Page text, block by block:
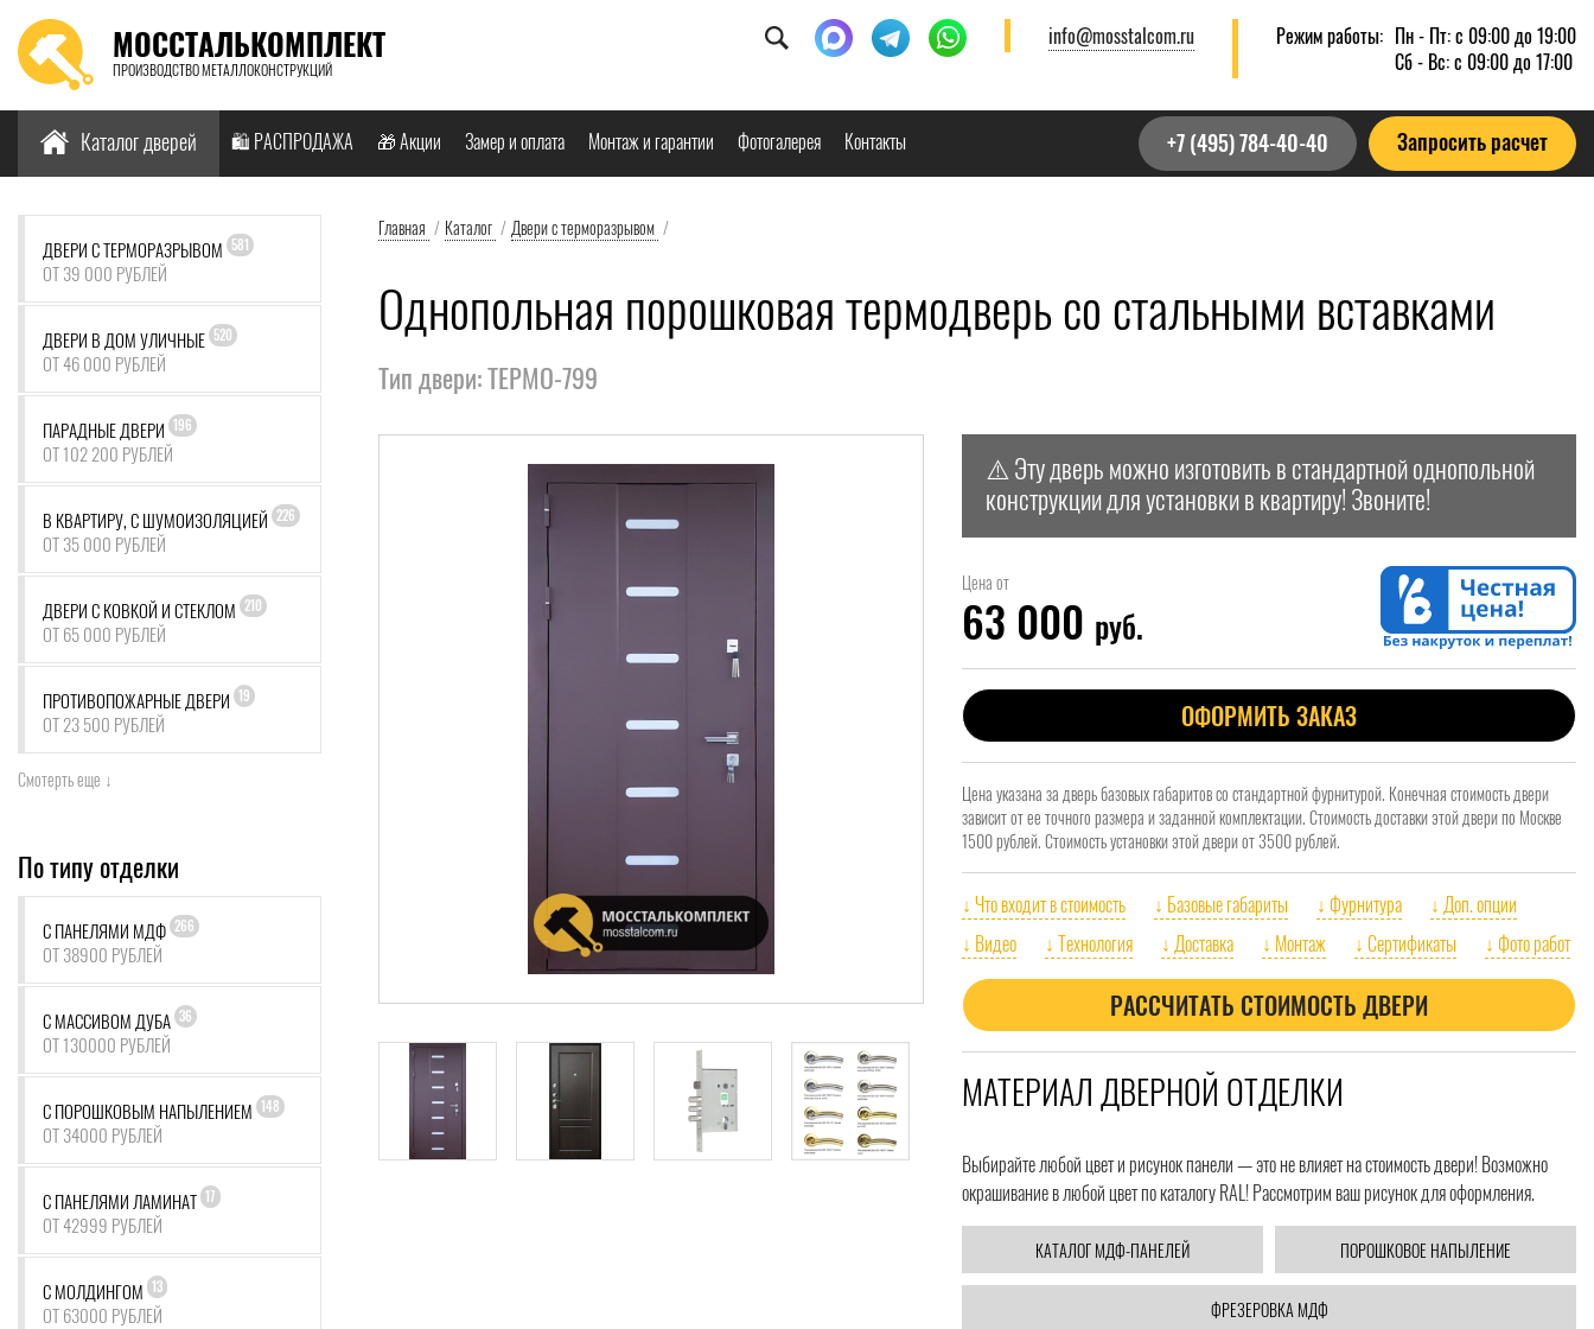
МОССТАЛЬКОМПЛЕКТ
ПРОИЗВОДСТВО МЕТАЛЛОКОНСТРУКЦИЙ
info@mosstalcom.ru Режим работы: Пн - Пт: с 09:00 до 19:00
Сб - Вс: с 09:00 до 17:00
Каталог дверей 🛍️ РАСПРОДАЖА 🎁 Акции Замер и оплата Монтаж и гарантии Фотогалерея Контакты +7 (495) 784-40-40 Запросить расчет
ДВЕРИ С ТЕРМОРАЗРЫВОМ 581
ОТ 39 000 РУБЛЕЙ
ДВЕРИ В ДОМ УЛИЧНЫЕ 520
ОТ 46 000 РУБЛЕЙ
ПАРАДНЫЕ ДВЕРИ 196
ОТ 102 200 РУБЛЕЙ
В КВАРТИРУ, С ШУМОИЗОЛЯЦИЕЙ 226
ОТ 35 000 РУБЛЕЙ
ДВЕРИ С КОВКОЙ И СТЕКЛОМ 210
ОТ 65 000 РУБЛЕЙ
ПРОТИВОПОЖАРНЫЕ ДВЕРИ 19
ОТ 23 500 РУБЛЕЙ
Смотерть еще ↓
По типу отделки
С ПАНЕЛЯМИ МДФ 266
ОТ 38900 РУБЛЕЙ
С МАССИВОМ ДУБА 36
ОТ 130000 РУБЛЕЙ
С ПОРОШКОВЫМ НАПЫЛЕНИЕМ 148
ОТ 34000 РУБЛЕЙ
С ПАНЕЛЯМИ ЛАМИНАТ 17
ОТ 42999 РУБЛЕЙ
С МОЛДИНГОМ 13
ОТ 63000 РУБЛЕЙ
Главная / Каталог / Двери с терморазрывом /
Однопольная порошковая термодверь со стальными вставками
Тип двери: ТЕРМО-799
⚠️ Эту дверь можно изготовить в стандартной однопольной
конструкции для установки в квартиру! Звоните!
Цена от
63 000 руб.
ОФОРМИТЬ ЗАКАЗ
Цена указана за дверь базовых габаритов со стандартной фурнитурой. Конечная стоимость двери
зависит от ее точного размера и заданной комплектации. Стоимость доставки этой двери по Москве
1500 рублей. Стоимость установки этой двери от 3500 рублей.
↓ Что входит в стоимость ↓ Базовые габариты ↓ Фурнитура
↓ Доп. опции
↓ Видео
↓ Технология ↓ Доставка ↓ Монтаж ↓ Сертификаты ↓ Фото работ
РАССЧИТАТЬ СТОИМОСТЬ ДВЕРИ
МАТЕРИАЛ ДВЕРНОЙ ОТДЕЛКИ
Выбирайте любой цвет и рисунок панели — это не влияет на стоимость двери! Возможно
окрашивание в любой цвет по каталогу RAL! Рассмотрим ваш рисунок для оформления.
КАТАЛОГ МДФ-ПАНЕЛЕЙ ПОРОШКОВОЕ НАПЫЛЕНИЕ
ФРЕЗЕРОВКА МДФ